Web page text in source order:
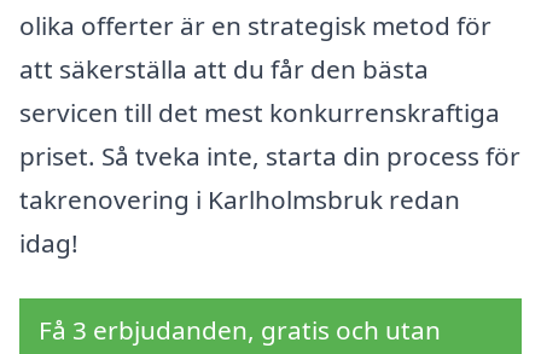
olika offerter är en strategisk metod för
att säkerställa att du får den bästa
servicen till det mest konkurrenskraftiga
priset. Så tveka inte, starta din process för
takrenovering i Karlholmsbruk redan
idag!
Få 3 erbjudanden, gratis och utan